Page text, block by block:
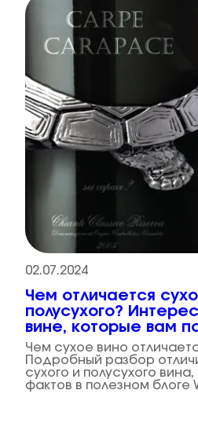
02.07.2024
Чем отличается
полусухого?
вине, которые вам
Чем сухое вино
Подробный разбор
сухого и полусухого
фактов в полезном блоге